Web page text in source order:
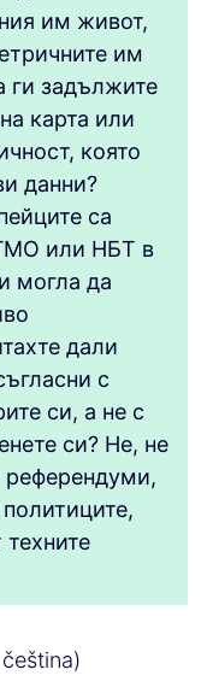
им живот,
им
ги задължите
карта или
която
данни?
са
ГМО или НБТ в
могла да
дали
с
си, а не с
си? Не, не